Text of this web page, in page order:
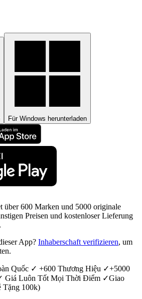
Für Windows herunterladen
über 600 Marken und 5000 originale
Preisen und kostenloser Lieferung
App? Inhaberschaft verifizieren, um
Quốc ✓ +600 Thương Hiệu ✓+5000
Giá Luôn Tốt Mọi Thời Điểm ✓Giao
Tặng 100k)